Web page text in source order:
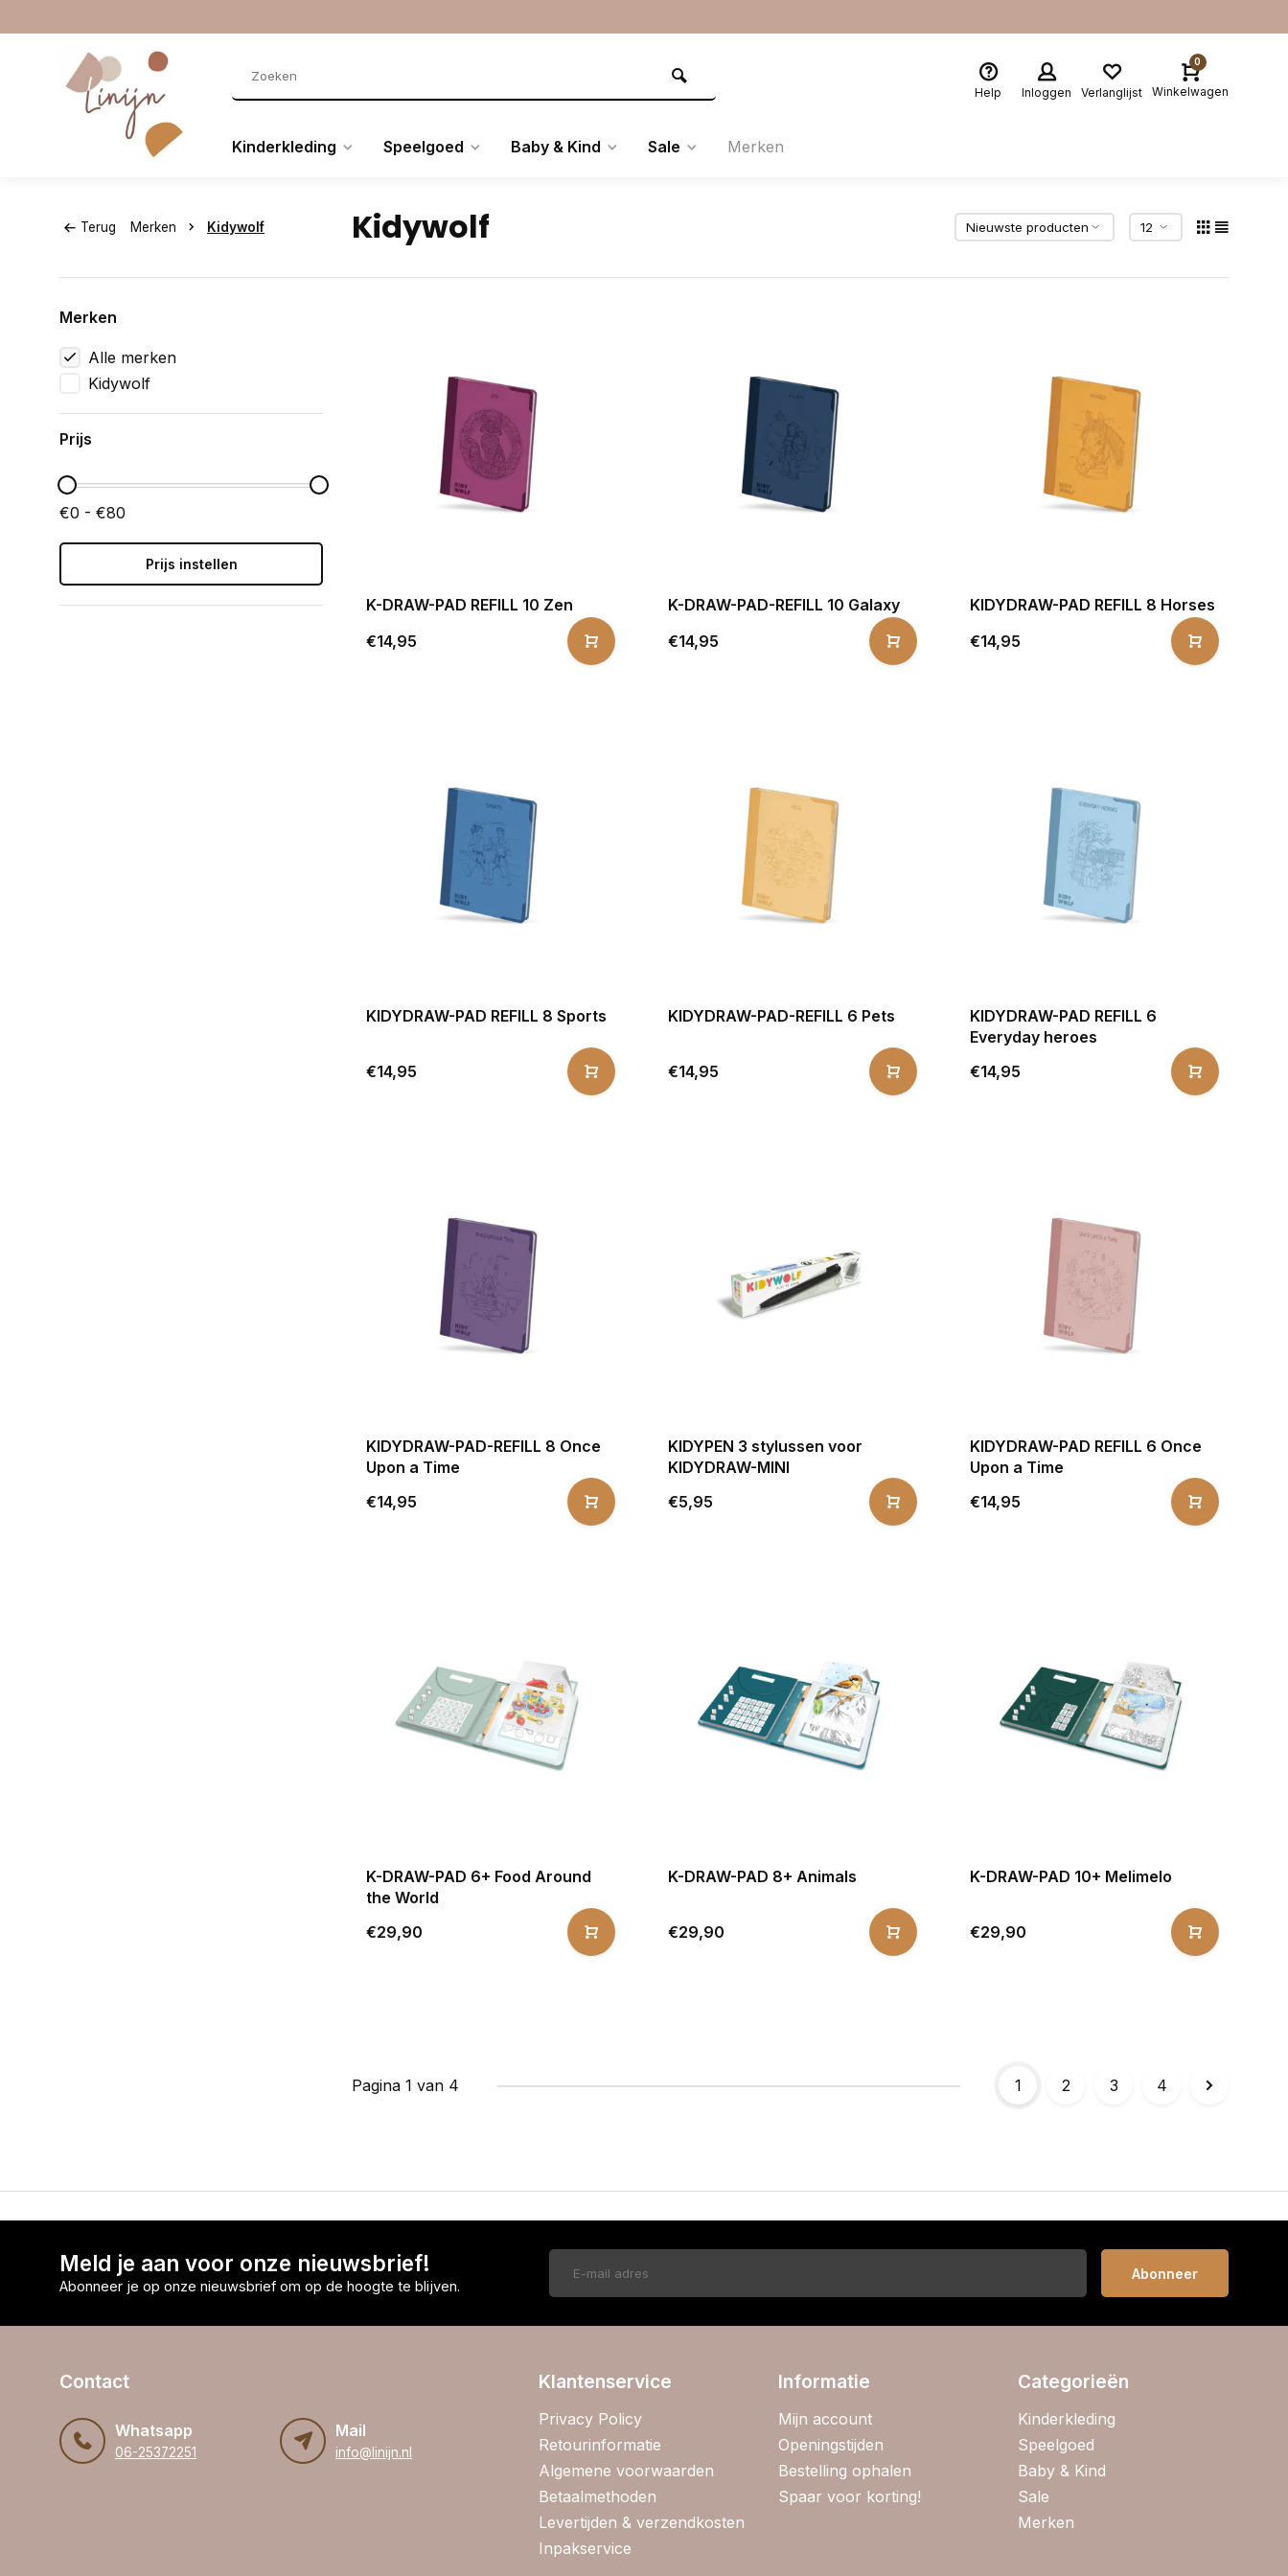
Help Inloggen Verlanglijst
0
Winkelwagen
Kinderkleding Speelgoed Baby & Kind Sale Merken
Terug Merken Kidywolf Kidywolf
Merken
Alle merken
Kidywolf
Prijs
€0 - €80
Prijs instellen
K-DRAW-PAD REFILL 10 Zen
€14,95
K-DRAW-PAD-REFILL 10 Galaxy
€14,95
KIDYDRAW-PAD REFILL 8 Horses
€14,95
KIDYDRAW-PAD REFILL 8 Sports
€14,95
KIDYDRAW-PAD-REFILL 6 Pets
€14,95
KIDYDRAW-PAD REFILL 6
Everyday heroes
€14,95
KIDYDRAW-PAD-REFILL 8 Once
Upon a Time
€14,95
KIDYPEN 3 stylussen voor
KIDYDRAW-MINI
€5,95
KIDYDRAW-PAD REFILL 6 Once
Upon a Time
€14,95
K-DRAW-PAD 6+ Food Around
the World
€29,90
K-DRAW-PAD 8+ Animals
€29,90
K-DRAW-PAD 10+ Melimelo
€29,90
Pagina 1 van 4 1 2 3 4
Meld je aan voor onze nieuwsbrief!
Abonneer je op onze nieuwsbrief om op de hoogte te blijven.
Abonneer
Contact
Whatsapp
06-25372251
Mail
info@linijn.nl
Klantenservice
Privacy Policy
Retourinformatie
Algemene voorwaarden
Betaalmethoden
Levertijden & verzendkosten
Inpakservice
Informatie
Mijn account
Openingstijden
Bestelling ophalen
Spaar voor korting!
Categorieën
Kinderkleding
Speelgoed
Baby & Kind
Sale
Merken